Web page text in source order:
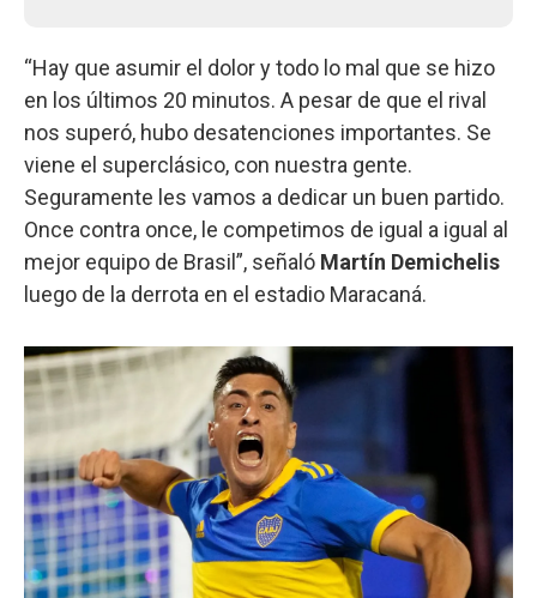
“Hay que asumir el dolor y todo lo mal que se hizo
en los últimos 20 minutos. A pesar de que el rival
nos superó, hubo desatenciones importantes. Se
viene el superclásico, con nuestra gente.
Seguramente les vamos a dedicar un buen partido.
Once contra once, le competimos de igual a igual al
mejor equipo de Brasil”, señaló Martín Demichelis
luego de la derrota en el estadio Maracaná.